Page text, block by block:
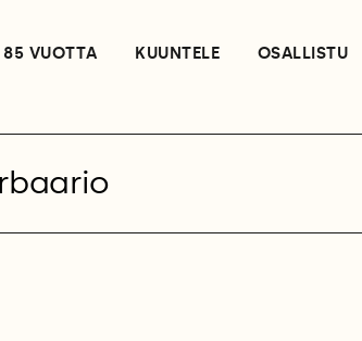
85 VUOTTA KUUNTELE OSALLISTU